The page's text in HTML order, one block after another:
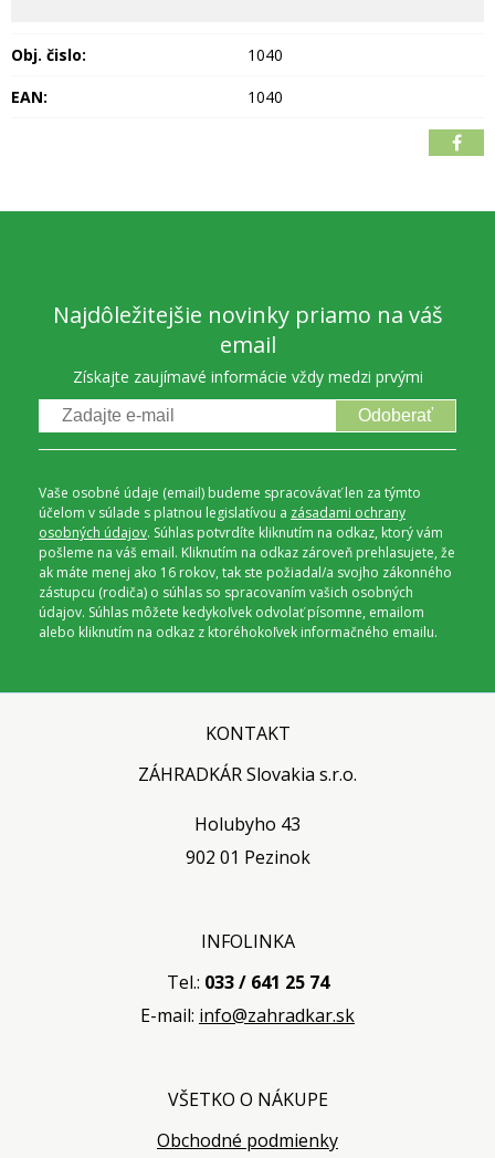
Obj. čislo:
1040
EAN:
1040
Najdôležitejšie novinky priamo na váš
email
Získajte zaujímavé informácie vždy medzi prvými
Odoberať
Vaše osobné údaje (email) budeme spracovávať len za týmto
účelom v súlade s platnou legislatívou a zásadami ochrany
osobných údajov. Súhlas potvrdíte kliknutím na odkaz, ktorý vám
pošleme na váš email. Kliknutím na odkaz zároveň prehlasujete, že
ak máte menej ako 16 rokov, tak ste požiadal/a svojho zákonného
zástupcu (rodiča) o súhlas so spracovaním vašich osobných
údajov. Súhlas môžete kedykoľvek odvolať písomne, emailom
alebo kliknutím na odkaz z ktoréhokoľvek informačného emailu.
KONTAKT
ZÁHRADKÁR Slovakia s.r.o.
Holubyho 43
902 01 Pezinok
INFOLINKA
Tel.: 033 / 641 25 74
E-mail: info@zahradkar.sk
VŠETKO O NÁKUPE
Obchodné podmienky